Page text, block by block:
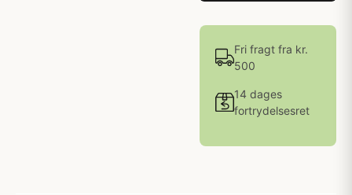
Fri fragt fra kr.
500
14 dages
fortrydelsesret